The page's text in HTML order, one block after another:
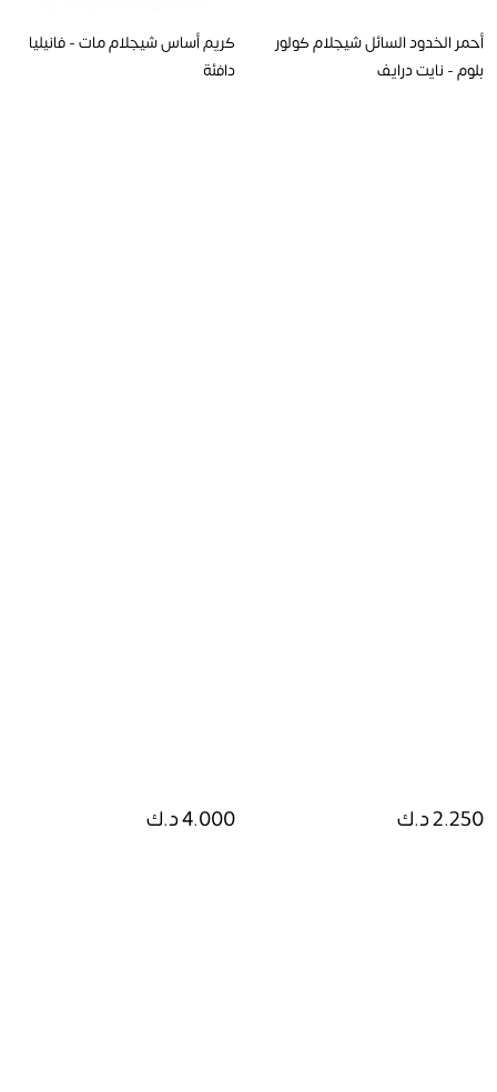
أحمر الخدود السائل شيجلام كولور
بلوم - نايت درايف
2.250 د.ك
كريم أساس شيجلام مات - فانيليا
دافئة
4.000 د.ك